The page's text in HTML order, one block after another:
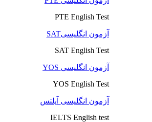
PTE English Test
آزمون انگلیسیSAT
SAT English Test
آزمون انگلیسی YOS
YOS English Test
آزمون انگلیسی آیلتس
IELTS English test